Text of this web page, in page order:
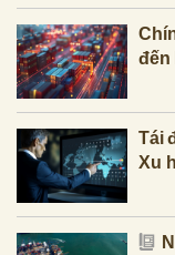
đến
Tái
Xu